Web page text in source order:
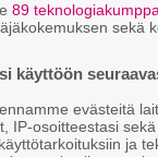
89
sekä
käyttöön
evästeitä
IP-osoitteestasi
ja